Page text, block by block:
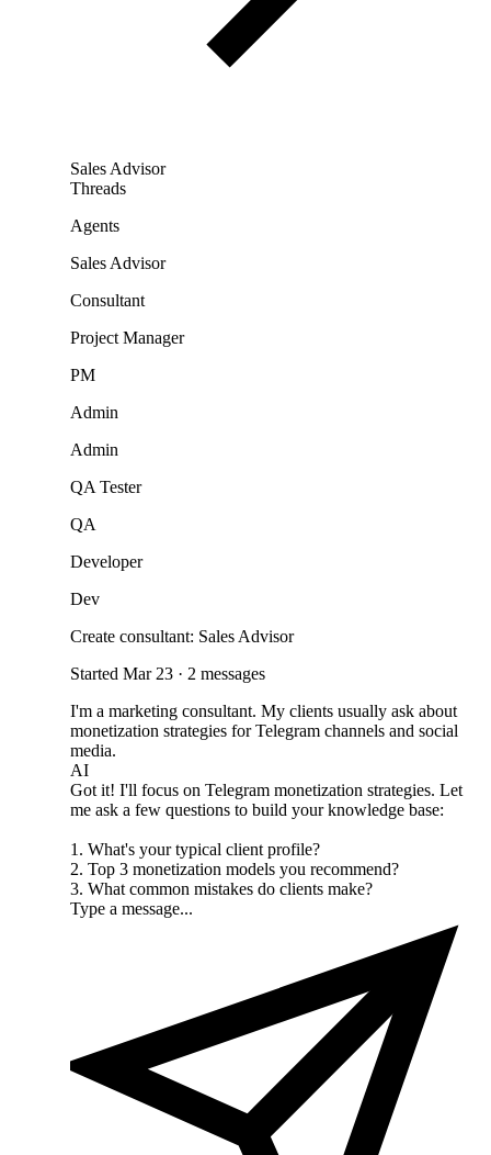
Sales Advisor
Threads
Agents
Sales Advisor
Consultant
Project Manager
PM
Admin
Admin
QA Tester
QA
Developer
Dev
Create consultant: Sales Advisor
Started Mar 23 · 2 messages
I'm a marketing consultant. My clients usually ask about
monetization strategies for Telegram channels and social
media.
AI
Got it! I'll focus on Telegram monetization strategies. Let
me ask a few questions to build your knowledge base:
1. What's your typical client profile?
2. Top 3 monetization models you recommend?
3. What common mistakes do clients make?
Type a message...